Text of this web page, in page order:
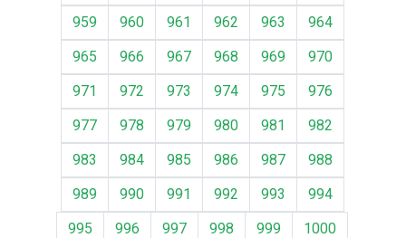
959
960 961 962 963
964
965
966 967 968 969
970
971
972 973 974 975
976
977
978 979 980 981
982
983
984 985 986 987
988
989
990 991 992 993
994
995
996 997 998 999
1000